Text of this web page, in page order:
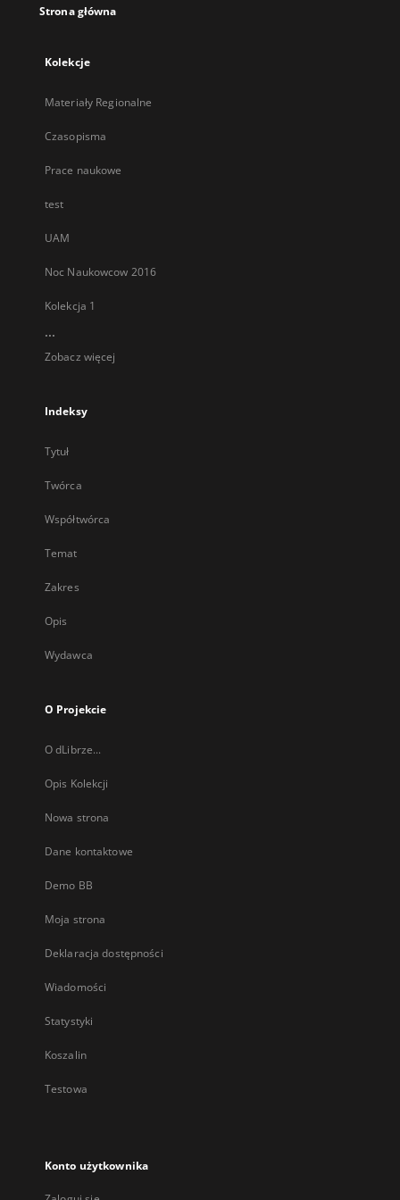
Strona główna
Kolekcje
Materiały Regionalne
Czasopisma
Prace naukowe
test
UAM
Noc Naukowcow 2016
Kolekcja 1
...
Zobacz więcej
Indeksy
Tytuł
Twórca
Współtwórca
Temat
Zakres
Opis
Wydawca
O Projekcie
O dLibrze...
Opis Kolekcji
Nowa strona
Dane kontaktowe
Demo BB
Moja strona
Deklaracja dostępności
Wiadomości
Statystyki
Koszalin
Testowa
Konto użytkownika